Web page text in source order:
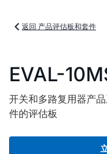
返回 产品评估板和套件
EVAL-
开关和多路复用器产
件的评估板